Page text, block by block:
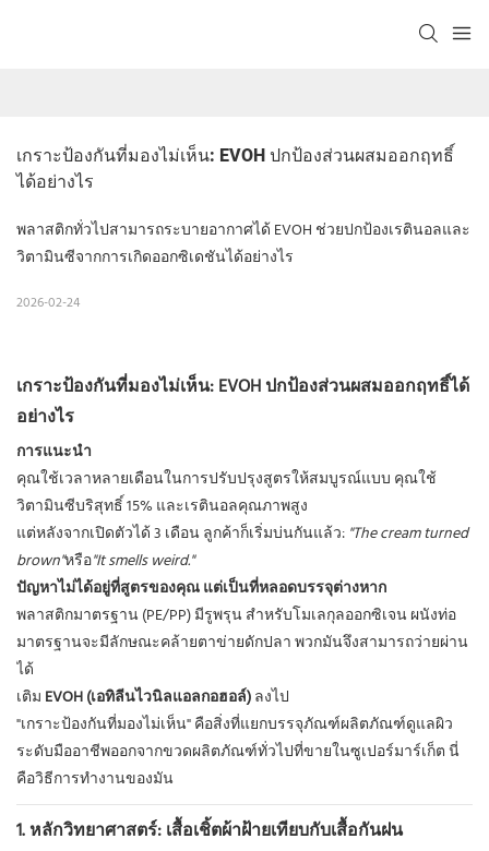
เกราะป้องกันที่มองไม่เห็น: EVOH ปกป้องส่วนผสมออกฤทธิ์
ได้อย่างไร
พลาสติกทั่วไปสามารถระบายอากาศได้ EVOH ช่วยปกป้องเรตินอลและ
วิตามินซีจากการเกิดออกซิเดชันได้อย่างไร
2026-02-24
เกราะป้องกันที่มองไม่เห็น: EVOH ปกป้องส่วนผสมออกฤทธิ์ได้
อย่างไร
การแนะนำ
คุณใช้เวลาหลายเดือนในการปรับปรุงสูตรให้สมบูรณ์แบบ คุณใช้
วิตามินซีบริสุทธิ์ 15% และเรตินอลคุณภาพสูง
แต่หลังจากเปิดตัวได้ 3 เดือน ลูกค้าก็เริ่มบ่นกันแล้ว: "The cream turned
brown"หรือ"It smells weird."
ปัญหาไม่ได้อยู่ที่สูตรของคุณ แต่เป็นที่หลอดบรรจุต่างหาก
พลาสติกมาตรฐาน (PE/PP) มีรูพรุน สำหรับโมเลกุลออกซิเจน ผนังท่อ
มาตรฐานจะมีลักษณะคล้ายตาข่ายดักปลา พวกมันจึงสามารถว่ายผ่าน
ได้
เติม EVOH (เอทิลีนไวนิลแอลกอฮอล์)ลงไป
"เกราะป้องกันที่มองไม่เห็น" คือสิ่งที่แยกบรรจุภัณฑ์ผลิตภัณฑ์ดูแลผิว
ระดับมืออาชีพออกจากขวดผลิตภัณฑ์ทั่วไปที่ขายในซูเปอร์มาร์เก็ต นี่
คือวิธีการทำงานของมัน
1. หลักวิทยาศาสตร์: เสื้อเชิ้ตผ้าฝ้ายเทียบกับเสื้อกันฝน